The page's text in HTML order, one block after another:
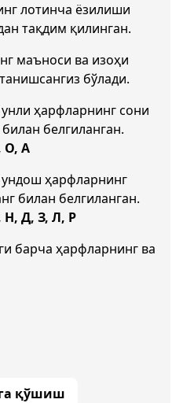
лотинча ёзилиши
тақдим қилинган.
маъноси ва изоҳи
бўлади.
унли ҳарфларнинг сони
белгиланган.
О, А
ундош ҳарфларнинг
билан белгиланган.
Н, Д, З, Л, Р
барча ҳарфларнинг ва
қўшиш